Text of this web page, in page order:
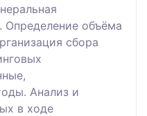
Определение объёма
сбора
Анализ и
в ходе